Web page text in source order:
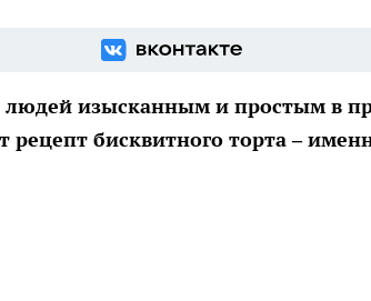
людей изысканным и простым в
рецепт бисквитного торта –